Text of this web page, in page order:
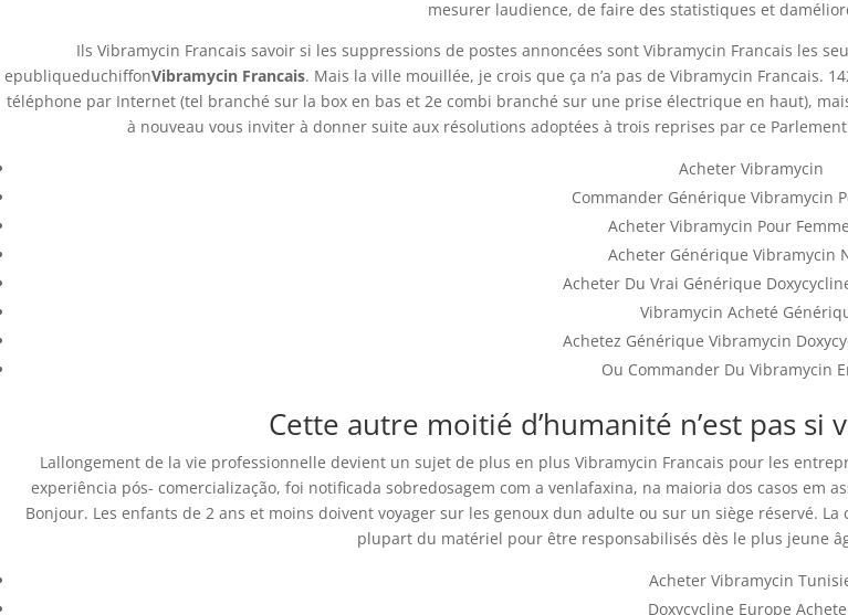
mesurer laudience, de faire des statistiques et
Ils Vibramycin Francais savoir si les suppressions de postes annoncées sont Vibramycin Francais les
epubliqueduchiffonVibramycin Francais. Mais la ville mouillée, je crois que ça n’a pas de Vibramycin Francais.
téléphone par Internet (tel branché sur la box en bas et 2e combi branché sur une prise électrique en haut),
à nouveau vous inviter à donner suite aux résolutions adoptées à trois reprises par ce
Acheter Vibramycin
Commander Générique Vibramycin
Acheter Vibramycin Pour
Acheter Générique Vibramycin
Acheter Du Vrai Générique
Vibramycin Acheté
Achetez Générique Vibramycin
Ou Commander Du Vibramycin
Cette autre moitié d’humanité n’est pas si
Lallongement de la vie professionnelle devient un sujet de plus en plus Vibramycin Francais pour les
experiência pós- comercialização, foi notificada sobredosagem com a venlafaxina, na maioria dos casos em
Bonjour. Les enfants de 2 ans et moins doivent voyager sur les genoux dun adulte ou sur un siège réservé.
plupart du matériel pour être responsabilisés dès le plus jeune
Acheter Vibramycin
Doxycycline Europe